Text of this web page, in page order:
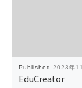
Published 2023年
EduCreator